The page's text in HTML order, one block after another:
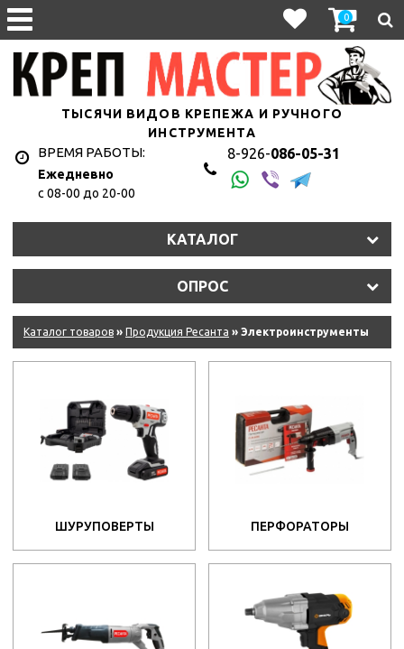
0
ТЫСЯЧИ ВИДОВ КРЕПЕЖА И РУЧНОГО
ИНСТРУМЕНТА
ВРЕМЯ РАБОТЫ:
Ежедневно
с 08-00 до 20-00
8-926-086-05-31
КАТАЛОГ
ОПРОС
Каталог товаров » Продукция Ресанта » Электроинструменты
ШУРУПОВЕРТЫ ПЕРФОРАТОРЫ